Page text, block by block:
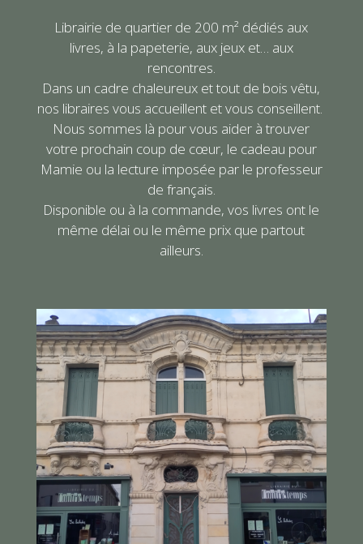
Librairie de quartier de 200 m² dédiés aux
livres, à la papeterie, aux jeux et… aux
rencontres.
Dans un cadre chaleureux et tout de bois vêtu,
nos libraires vous accueillent et vous conseillent.
Nous sommes là pour vous aider à trouver
votre prochain coup de cœur, le cadeau pour
Mamie ou la lecture imposée par le professeur
de français.
Disponible ou à la commande, vos livres ont le
même délai ou le même prix que partout
ailleurs.